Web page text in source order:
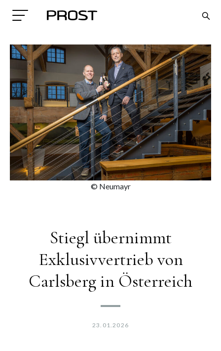
Search
© Neumayr
Stiegl übernimmt
Exklusivvertrieb von
Carlsberg in Österreich
23.01.2026